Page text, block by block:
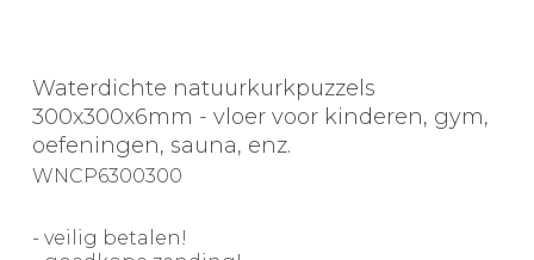
Waterdichte natuurkurkpuzzels
300x300x6mm - vloer voor kinderen, gym,
oefeningen, sauna, enz.
WNCP6300300
- veilig betalen!